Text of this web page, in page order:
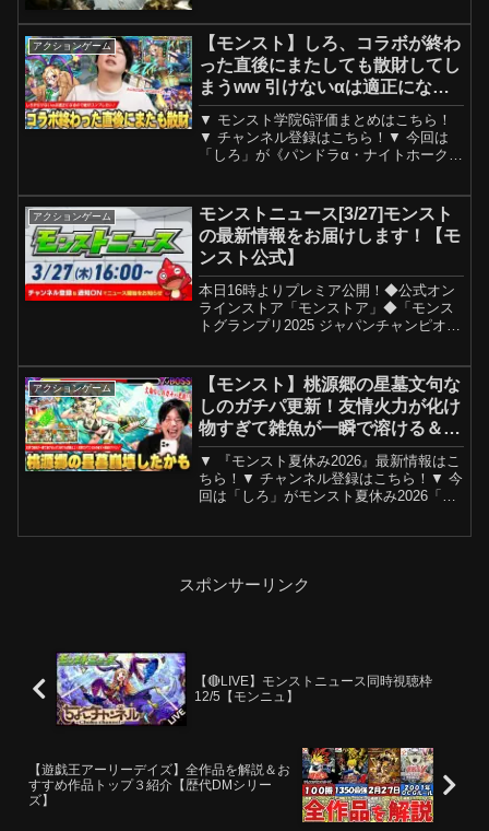
アクションゲーム
【モンスト】しろ、コラボが終わ
った直後にまたしても散財してし
まうww 引けないαは適正になる
ので絶対コンプしておきたい！
『モンスト学院6』ガチャを引き
散らかした結果！！【しろ】
▼ モンスト学院6評価まとめはこちら！
▼ チャンネル登録はこちら！▼ 今回は
「しろ」が《パンドラα・ナイトホーク
−−−−−−−−−−−−−−−−−−−−−−−▼ ...
アクションゲーム
モンストニュース[3/27]モンスト
の最新情報をお届けします！【モ
ンスト公式】
本日16時よりプレミア公開！◆公式オン
ラインストア「モンストア」◆「モンス
トグランプリ2025 ジャパンチャンピオン
ネルにて配信中！※営利目...
アクションゲーム
【モンスト】桃源郷の星墓文句な
しのガチパ更新！友情火力が化け
物すぎて雑魚が一瞬で溶ける＆ボ
ス削りも想像以上！攻撃力ダウン
SSの被ダメ軽減も優秀すぎる！
『風火輪α』使ってみた！【し
▼ 『モンスト夏休み2026』最新情報はこ
ちら！▼ チャンネル登録はこちら！▼ 今
回は「しろ」がモンスト夏休み2026「風
スポンサーリンク
【🔴LIVE】モンストニュース同時視聴枠
12/5【モンニュ】
【遊戯王アーリーデイズ】全作品を解説＆お
すすめ作品トップ３紹介【歴代DMシリー
ズ】